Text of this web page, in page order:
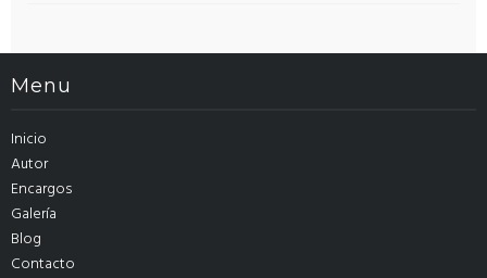
Menu
Inicio
Autor
Encargos
Galería
Blog
Contacto